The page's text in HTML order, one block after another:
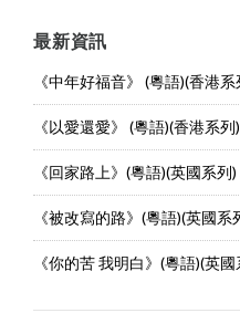
最新資訊
《中年好福音》 (粵語)(香港
《以愛還愛》 (粵語)(香港系
《回家路上》(粵語)(英國系列
《被改寫的路》(粵語)(英國系
《你的苦 我明白》(粵語)(英